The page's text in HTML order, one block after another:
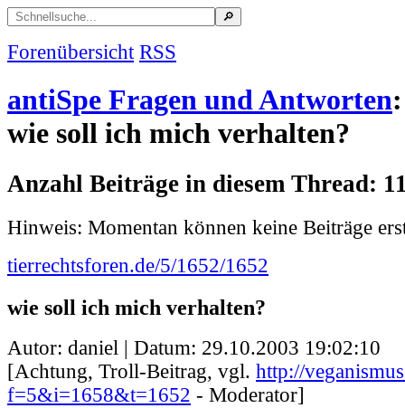
Forenübersicht RSS
antiSpe Fragen und Antworten:
wie soll ich mich verhalten?
Anzahl Beiträge in diesem Thread:
Hinweis: Momentan können keine Beiträge
tierrechtsforen.de/5/1652/1652
wie soll ich mich verhalten?
Autor: daniel | Datum: 29.10.2003 19:02:10
[Achtung, Troll-Beitrag, vgl. http://
f=5&i=1658&t=1652 - Moderator]